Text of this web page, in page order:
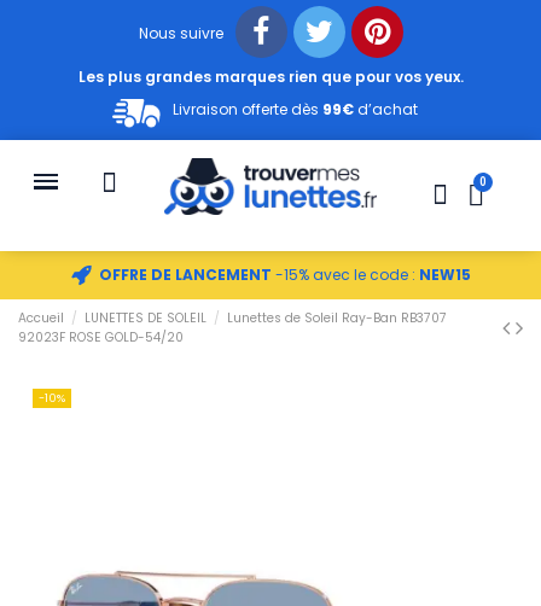
Nous suivre
Les plus grandes marques rien que pour vos yeux.
Livraison offerte dès 99€d’achat
OFFRE DE LANCEMENT -15% avec le code : NEW15
Accueil LUNETTES DE SOLEIL
Lunettes de Soleil Ray-Ban RB3707
92023F ROSE GOLD-54/20
-10%